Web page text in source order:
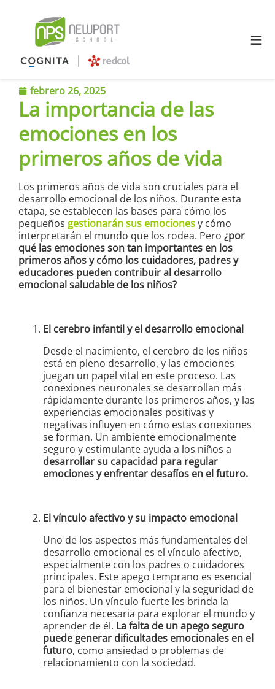
≡
febrero 26, 2025
La importancia de las
emociones en los
primeros años de vida
Los primeros años de vida son cruciales para el
desarrollo emocional de los niños. Durante esta
etapa, se establecen las bases para cómo los
pequeños gestionarán sus emocionesy cómo
interpretarán el mundo que los rodea. Pero ¿por
qué las emociones son tan importantes en los
primeros años y cómo los cuidadores, padres y
educadores pueden contribuir al desarrollo
emocional saludable de los niños?
El cerebro infantil y el desarrollo emocional
Desde el nacimiento, el cerebro de los niños
está en pleno desarrollo, y las emociones
juegan un papel vital en este proceso. Las
conexiones neuronales se desarrollan más
rápidamente durante los primeros años, y las
experiencias emocionales positivas y
negativas influyen en cómo estas conexiones
se forman. Un ambiente emocionalmente
seguro y estimulante ayuda a los niños a
desarrollar su capacidad para regular
emociones y enfrentar desafíos en el futuro.
El vínculo afectivo y su impacto emocional
Uno de los aspectos más fundamentales del
desarrollo emocional es el vínculo afectivo,
especialmente con los padres o cuidadores
principales. Este apego temprano es esencial
para el bienestar emocional y la seguridad de
los niños. Un vínculo fuerte les brinda la
confianza necesaria para explorar el mundo y
aprender de él. La falta de un apego seguro
puede generar dificultades emocionales en el
futuro, como ansiedad o problemas de
relacionamiento con la sociedad.